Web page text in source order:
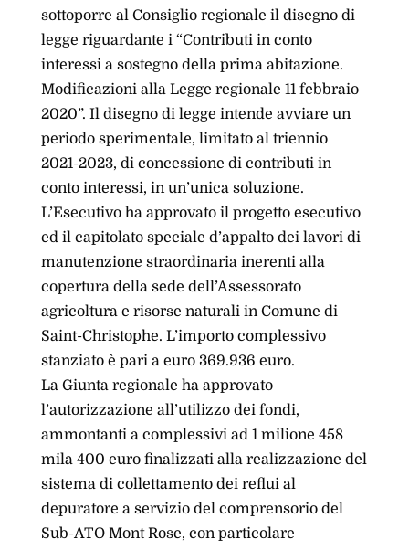
sottoporre al Consiglio regionale il disegno di
legge riguardante i “Contributi in conto
interessi a sostegno della prima abitazione.
Modificazioni alla Legge regionale 11 febbraio
2020”. Il disegno di legge intende avviare un
periodo sperimentale, limitato al triennio
2021-2023, di concessione di contributi in
conto interessi, in un’unica soluzione.
L’Esecutivo ha approvato il progetto esecutivo
ed il capitolato speciale d’appalto dei lavori di
manutenzione straordinaria inerenti alla
copertura della sede dell’Assessorato
agricoltura e risorse naturali in Comune di
Saint-Christophe. L’importo complessivo
stanziato è pari a euro 369.936 euro.
La Giunta regionale ha approvato
l’autorizzazione all’utilizzo dei fondi,
ammontanti a complessivi ad 1 milione 458
mila 400 euro finalizzati alla realizzazione del
sistema di collettamento dei reflui al
depuratore a servizio del comprensorio del
Sub-ATO Mont Rose, con particolare